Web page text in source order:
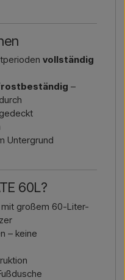
vollständig
–
Untergrund
60L?
großem 60-Liter-
– keine